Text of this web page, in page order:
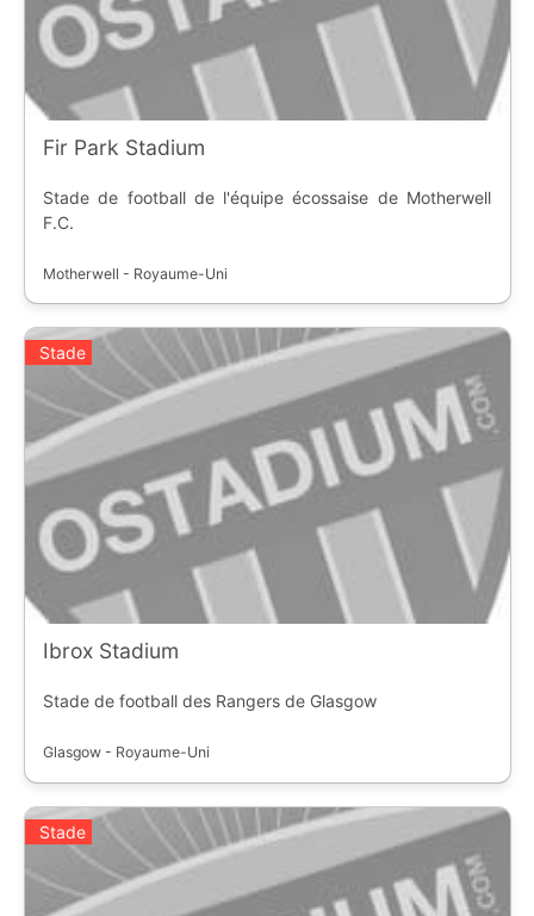
Fir Park Stadium
Stade de football de l'équipe écossaise de Motherwell
F.C.
Motherwell - Royaume-Uni
Stade
Ibrox Stadium
Stade de football des Rangers de Glasgow
Glasgow - Royaume-Uni
Stade